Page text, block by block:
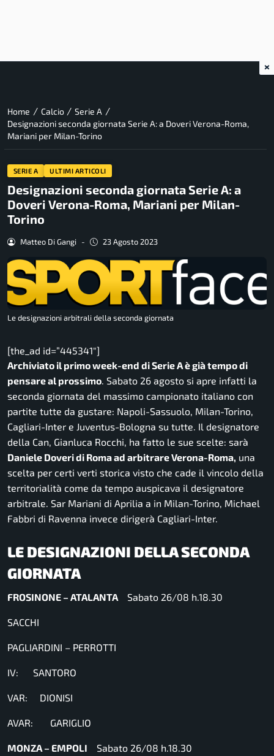
Home / Calcio / Serie A /
Designazioni seconda giornata Serie A: a Doveri Verona-Roma,
Mariani per Milan-Torino
SERIE A ULTIMI ARTICOLI
Designazioni seconda giornata Serie A: a
Doveri Verona-Roma, Mariani per Milan-
Torino
Matteo Di Gangi - 23 Agosto 2023
Le designazioni arbitrali della seconda giornata
[the_ad id=”445341″]
Archiviato il primo week-end di Serie A è già tempo di
pensare al prossimo . Sabato 26 agosto si apre infatti la
seconda giornata del massimo campionato italiano con
partite tutte da gustare: Napoli-Sassuolo, Milan-Torino,
Cagliari-Inter e Juventus-Bologna su tutte. Il designatore
della Can, Gianluca Rocchi, ha fatto le sue scelte: sarà
Daniele Doveri di Roma ad arbitrare Verona-Roma, una
scelta per certi verti storica visto che cade il vincolo della
territorialità come da tempo auspicava il designatore
arbitrale. Sar Mariani di Aprilia a in Milan-Torino, Michael
Fabbri di Ravenna invece dirigerà Cagliari-Inter.
LE DESIGNAZIONI DELLA SECONDA
GIORNATA
FROSINONE – ATALANTA Sabato 26/08 h.18.30
SACCHI
PAGLIARDINI – PERROTTI
IV: SANTORO
VAR: DIONISI
AVAR: GARIGLIO
MONZA – EMPOLI Sabato 26/08 h.18.30
×